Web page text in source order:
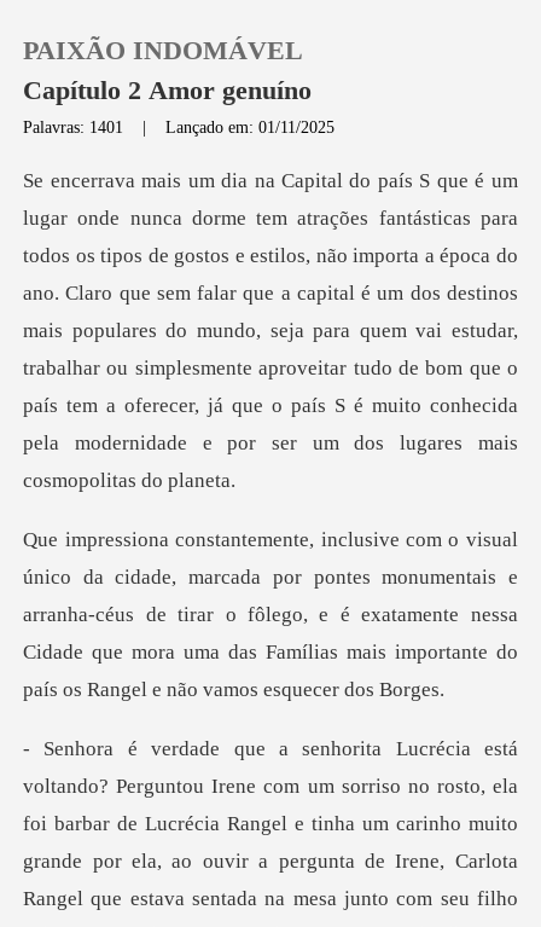
0
Loja
PAIXÃO INDOMÁVEL
Capítulo 2 Amor genuíno
Palavras: 1401 |Lançado em: 01/11/2025
ta a época do
ano. Claro que sem falar que a capital é um dos destinos
mais populares do mundo, seja para quem vai estudar,
trabalhar ou simplesmente apr
ontes monumentais e
arranha-céus de tirar o fôlego, e é exatamente nessa
Cidade que m
rbar de Lucrécia Rangel e tinha um carinho muito
grande por ela, ao ouvir a pergunta de Irene, Carlota
Rangel q